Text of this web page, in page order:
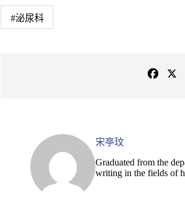
#泌尿科
o
k
宋亭玟
Graduated from the
writing in the fields of